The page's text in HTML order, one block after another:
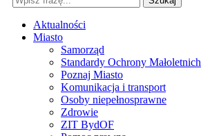
Aktualności
Miasto
Samorząd
Standardy Ochrony Małoletnich
Poznaj Miasto
Komunikacja i transport
Osoby niepełnosprawne
Zdrowie
ZIT BydOF